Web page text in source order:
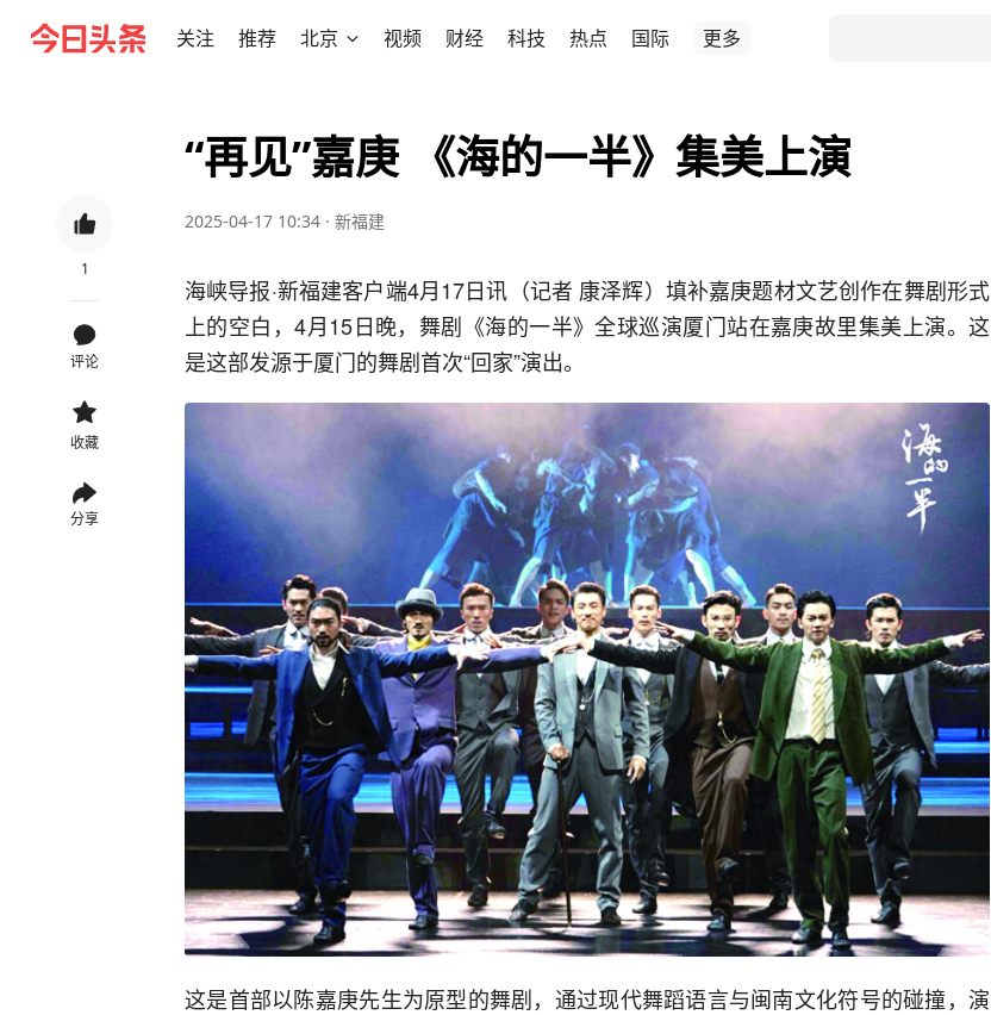
关注 推荐 北京 视频 财经 科技 热点 国际 更多
1
评论
收藏
分享
“再见”嘉庚 《海的一半》集美上演
2025-04-17 10:34 · 新福建
海峡导报·新福建客户端4月17日讯（记者 康泽辉）填补嘉庚题材文艺创作在舞剧形式
上的空白，4月15日晚，舞剧《海的一半》全球巡演厦门站在嘉庚故里集美上演。这
是这部发源于厦门的舞剧首次“回家”演出。
这是首部以陈嘉庚先生为原型的舞剧，通过现代舞蹈语言与闽南文化符号的碰撞，演